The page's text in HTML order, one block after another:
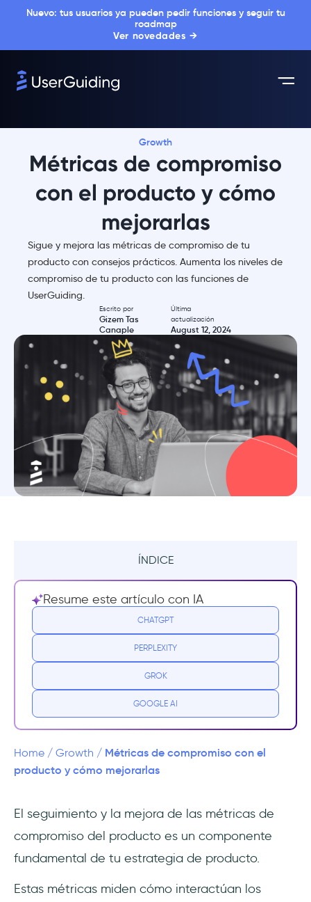
Nuevo: tus usuarios ya pueden pedir funciones y seguir tu
roadmap
Ver novedades →
Growth
Métricas de compromiso
con el producto y cómo
mejorarlas
Sigue y mejora las métricas de compromiso de tu
producto con consejos prácticos. Aumenta los niveles de
compromiso de tu producto con las funciones de
UserGuiding.
Escrito por
Gizem Tas
Canaple
Última
actualización
August 12, 2024
ÍNDICE
Resumen
¿Qué es el compromiso con el producto?
Compromiso con el producto vs.
Compromiso del cliente vs. Compromiso del
¿Por qué es importante hacer un seguimiento
Da una idea para seguir mejorando
retención
10 métricas de compromiso con el producto
Resume este artículo con IA
CHATGPT
PERPLEXITY
GROK
GOOGLE AI
Home / Growth / Métricas de compromiso con el
producto y cómo mejorarlas
El seguimiento y la mejora de las métricas de
compromiso del producto es un componente
fundamental de tu estrategia de producto.
Estas métricas miden cómo interactúan los